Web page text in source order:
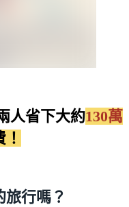
人省下大約130萬
行嗎？